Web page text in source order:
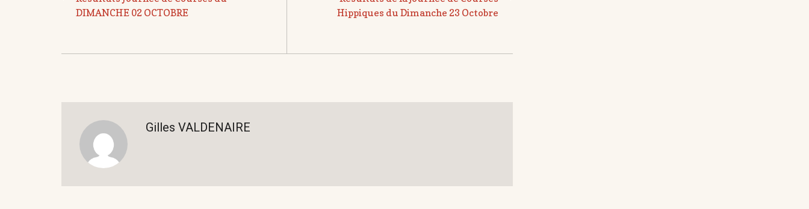
DIMANCHE 02 OCTOBRE
Hippiques du Dimanche 23 Octobre
Gilles VALDENAIRE